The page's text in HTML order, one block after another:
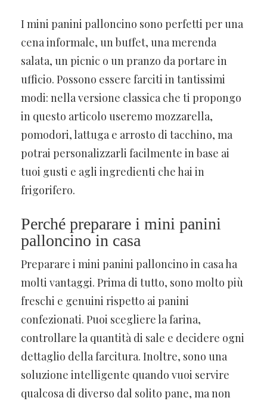
I mini panini palloncino sono perfetti per una
cena informale, un buffet, una merenda
salata, un picnic o un pranzo da portare in
ufficio. Possono essere farciti in tantissimi
modi: nella versione classica che ti propongo
in questo articolo useremo mozzarella,
pomodori, lattuga e arrosto di tacchino, ma
potrai personalizzarli facilmente in base ai
tuoi gusti e agli ingredienti che hai in
frigorifero.
Perché preparare i mini panini
palloncino in casa
Preparare i mini panini palloncino in casa ha
molti vantaggi. Prima di tutto, sono molto più
freschi e genuini rispetto ai panini
confezionati. Puoi scegliere la farina,
controllare la quantità di sale e decidere ogni
dettaglio della farcitura. Inoltre, sono una
soluzione intelligente quando vuoi servire
qualcosa di diverso dal solito pane, ma non